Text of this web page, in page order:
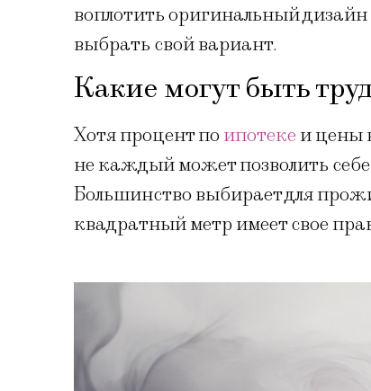
воплотить оригинальный
выбрать свой вариант.
Какие могут быть
Хотя процент по ипотеке и цены
не каждый может позволить
Большинство выбирает для
квадратный метр имеет свое